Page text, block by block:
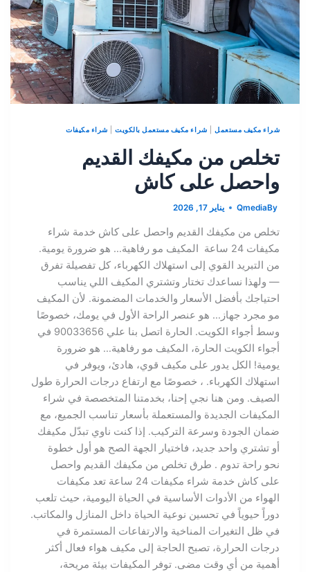
شراء مكيف مستعمل| شراء مكيف مستعمل بالكويت| شراء مكيفات
تخلص من مكيفك القديم
واحصل على كاش
By
Qmedia يناير 17, 2026
تخلص من مكيفك القديم واحصل على كاش خدمة شراء
مكيفات 24 ساعة المكيف مو رفاهية… هو ضرورة يومية.
من التبريد القوي إلى استهلاك الكهرباء، كل تفصيلة تفرق
— ولهذا نساعدك تختار وتشتري المكيف اللي يناسب
احتياجك بأفضل الأسعار والخدمات المضمونة. لأن المكيف
مو مجرد جهاز… هو عنصر الراحة الأول في يومك، خصوصًا
وسط أجواء الكويت. الحارة اتصل بنا علي 90033656 في
أجواء الكويت الحارة، المكيف مو رفاهية… هو ضرورة
يومية! الكل يدور على مكيف قوي، هادئ، ويوفر في
استهلاك الكهرباء. ، خصوصًا مع ارتفاع درجات الحرارة طول
الصيف. ومن هنا نجي إحنا، بخدمتنا المتخصصة في شراء
المكيفات الجديدة والمستعملة بأسعار تناسب الجميع، مع
ضمان الجودة وسرعة التركيب. إذا كنت ناوي تبدّل مكيفك
أو تشتري واحد جديد، فاختيار الجهة الصح هو أول خطوة
نحو راحة تدوم . طرق تخلص من مكيفك القديم واحصل
على كاش خدمة شراء مكيفات 24 ساعة تعد مكيفات
الهواء من الأدوات الأساسية في الحياة اليومية، حيث تلعب
دوراً حيوياً في تحسين نوعية الحياة داخل المنازل والمكاتب.
في ظل التغيرات المناخية والارتفاعات المستمرة في
درجات الحرارة، تصبح الحاجة إلى مكيف هواء فعال أكثر
أهمية من أي وقت مضى. توفر المكيفات بيئة مريحة،